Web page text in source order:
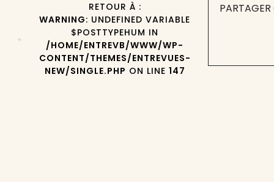
RETOUR À :
WARNING: UNDEFINED VARIABLE
$POSTTYPEHUM IN
/HOME/ENTREVB/WWW/WP-
CONTENT/THEMES/ENTREVUES-
NEW/SINGLE.PHP ON LINE 147